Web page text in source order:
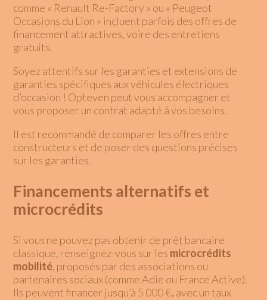
comme « Renault Re-Factory » ou « Peugeot
Occasions du Lion » incluent parfois des offres de
financement attractives, voire des entretiens
gratuits.
Soyez attentifs sur les garanties et extensions de
garanties spécifiques aux véhicules électriques
d’occasion ! Opteven peut vous accompagner et
vous proposer un contrat adapté à vos besoins.
Il est recommandé de comparer les offres entre
constructeurs et de poser des questions précises
sur les garanties.
Financements alternatifs et
microcrédits
Si vous ne pouvez pas obtenir de prêt bancaire
classique, renseignez-vous sur les microcrédits
mobilité, proposés par des associations ou
partenaires sociaux (comme Adie ou France Active).
Ils peuvent financer jusqu’à 5 000 €, avec un taux